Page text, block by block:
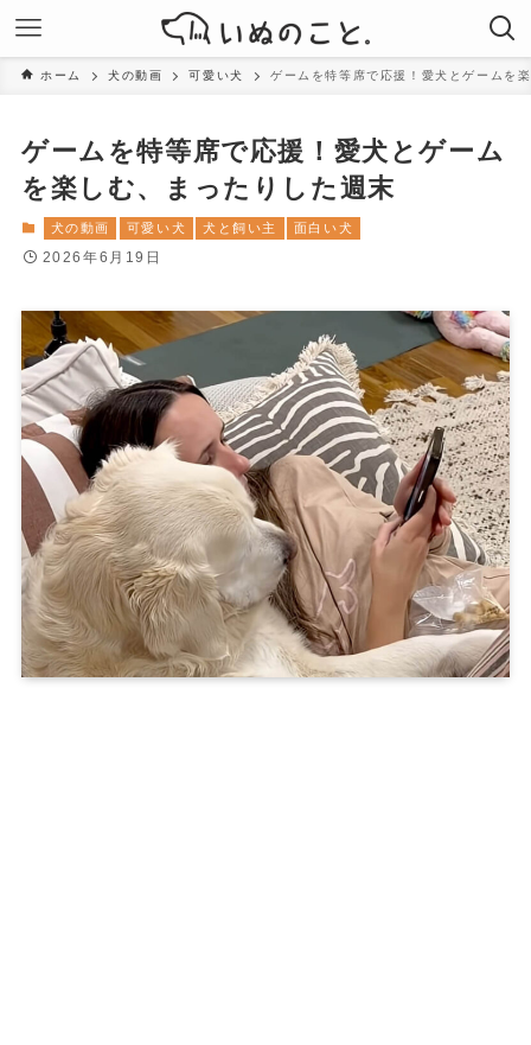
ホーム 犬の動画 可愛い犬 ゲームを特等席で応援！愛犬とゲームを
ゲームを特等席で応援！愛犬とゲーム
を楽しむ、まったりした週末
犬の動画 可愛い犬 犬と飼い主 面白い犬
2026年6月19日